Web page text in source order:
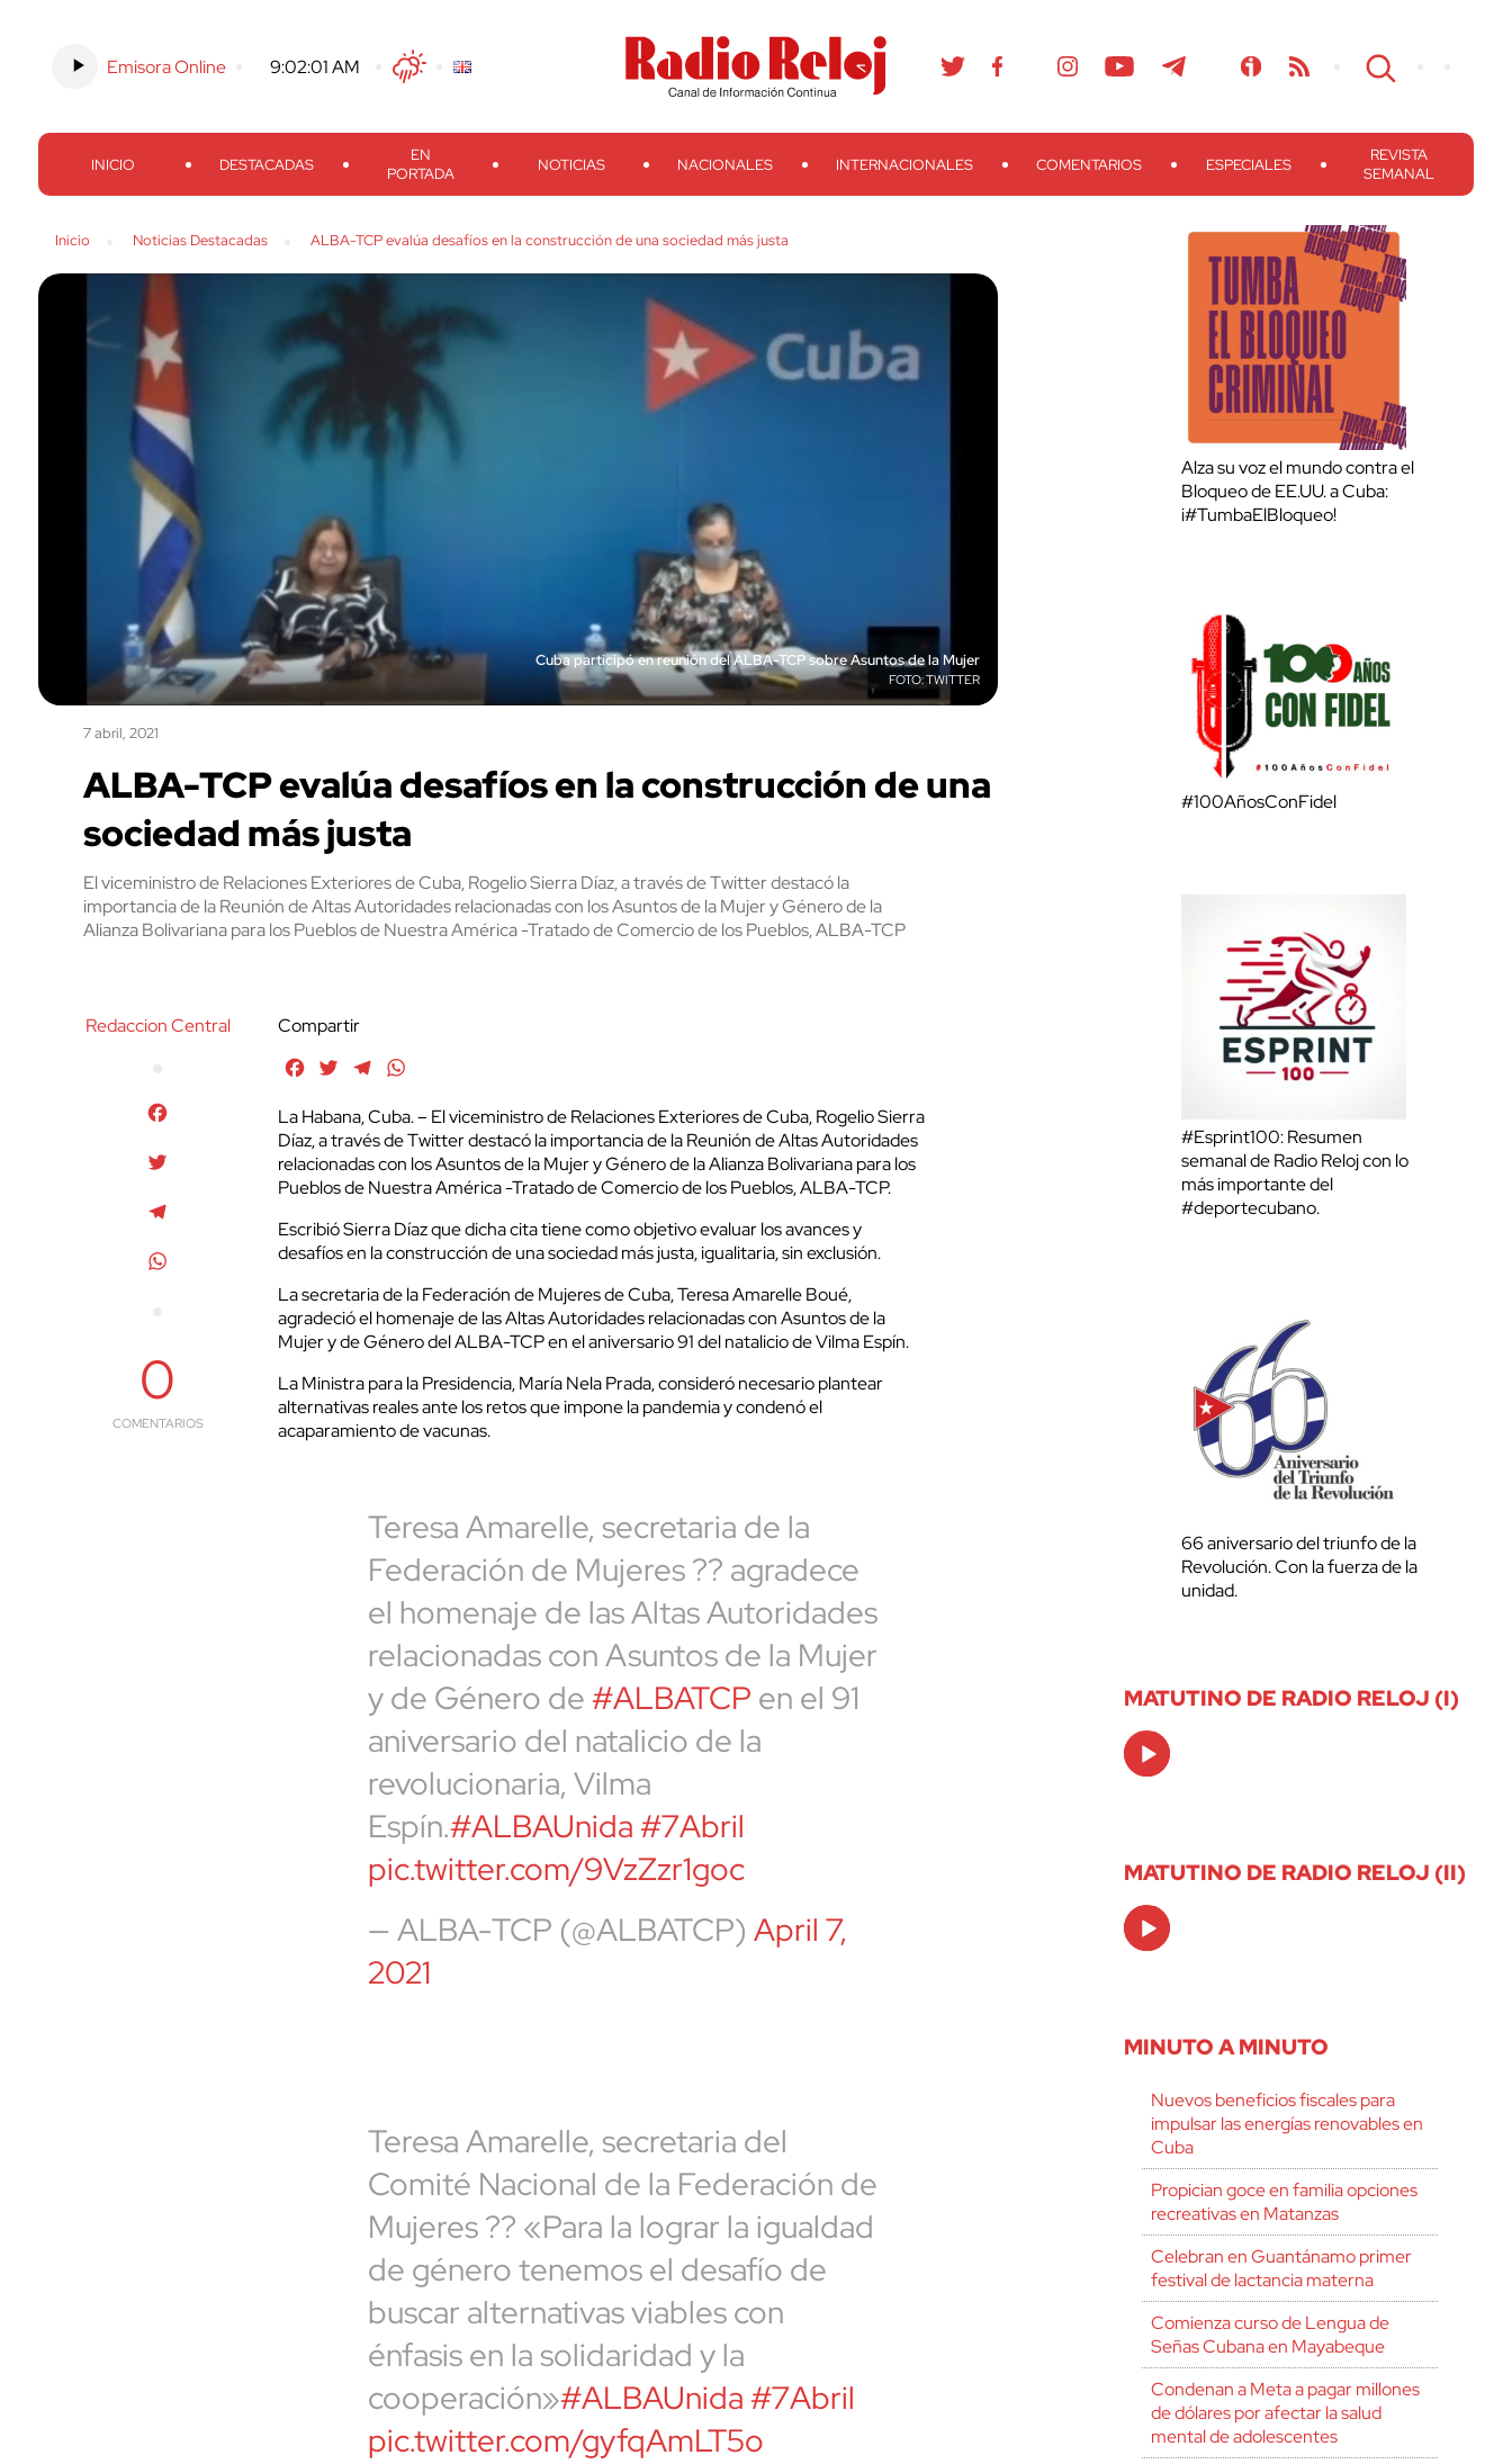
Emisora Online 9:02:02 AM TwitterFacebook
Threads
Instagram TelegramTeveo Ivoox RSS Search
INICIO DESTACADAS
EN
PORTADA
NOTICIAS NACIONALES INTERNACIONALES COMENTARIOS ESPECIALES
REVISTA
SEMANAL
Inicio Noticias Destacadas ALBA-TCP evalúa desafíos en la construcción de una sociedad más justa
Cuba participó en reunión del ALBA-TCP sobre Asuntos de la Mujer
TWITTER
7 abril, 2021
ALBA-TCP evalúa desafíos en la construcción de una
sociedad más justa
El viceministro de Relaciones Exteriores de Cuba, Rogelio Sierra Díaz, a través de Twitter destacó la
importancia de la Reunión de Altas Autoridades relacionadas con los Asuntos de la Mujer y Género de la
Alianza Bolivariana para los Pueblos de Nuestra América -Tratado de Comercio de los Pueblos, ALBA-TCP
Redaccion Central
0
COMENTARIOS
Compartir
FacebookTwitterTelegram
La Habana, Cuba. – El viceministro de Relaciones Exteriores de Cuba, Rogelio Sierra
Díaz, a través de Twitter destacó la importancia de la Reunión de Altas Autoridades
relacionadas con los Asuntos de la Mujer y Género de la Alianza Bolivariana para los
Pueblos de Nuestra América -Tratado de Comercio de los Pueblos, ALBA-TCP.
Escribió Sierra Díaz que dicha cita tiene como objetivo evaluar los avances y
desafíos en la construcción de una sociedad más justa, igualitaria, sin exclusión.
La secretaria de la Federación de Mujeres de Cuba, Teresa Amarelle Boué,
agradeció el homenaje de las Altas Autoridades relacionadas con Asuntos de la
Mujer y de Género del ALBA-TCP en el aniversario 91 del natalicio de Vilma Espín.
La Ministra para la Presidencia, María Nela Prada, consideró necesario plantear
alternativas reales ante los retos que impone la pandemia y condenó el
acaparamiento de vacunas.
Teresa Amarelle, secretaria de la
Federación de Mujeres ?? agradece
el homenaje de las Altas Autoridades
relacionadas con Asuntos de la Mujer
y de Género de#ALBATCP en el 91
aniversario del natalicio de la
revolucionaria, Vilma
Espín.#ALBAUnida#7Abril
pic.twitter.com/9VzZzr1goc
— ALBA-TCP (@ALBATCP)April 7,
2021
Teresa Amarelle, secretaria del
Comité Nacional de la Federación de
Mujeres ?? «Para la lograr la igualdad
de género tenemos el desafío de
buscar alternativas viables con
énfasis en la solidaridad y la
cooperación»#ALBAUnida#7Abril
pic.twitter.com/gyfqAmLT5o
Alza su voz el mundo contra el
Bloqueo de EE.UU. a Cuba:
¡#TumbaElBloqueo!
#100AñosConFidel
#Esprint100: Resumen
semanal de Radio Reloj con lo
más importante del
#deportecubano.
66 aniversario del triunfo de la
Revolución. Con la fuerza de la
unidad.
MATUTINO DE RADIO RELOJ (I)
Audio
Player
MATUTINO DE RADIO RELOJ (II)
Audio
Player
MINUTO A MINUTO
Nuevos beneficios fiscales para
impulsar las energías renovables en
Cuba
Propician goce en familia opciones
recreativas en Matanzas
Celebran en Guantánamo primer
festival de lactancia materna
Comienza curso de Lengua de
Señas Cubana en Mayabeque
Condenan a Meta a pagar millones
de dólares por afectar la salud
mental de adolescentes